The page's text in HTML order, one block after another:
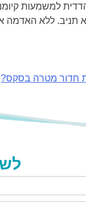
למשמעות
תניב. ללא האדמה
חדור מטרה בסקס?